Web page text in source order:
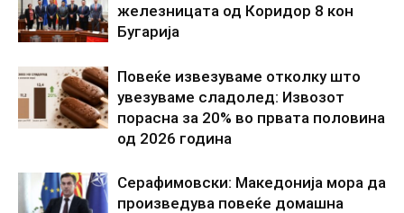
железницата од Коридор 8 кон
Бугарија
Повеќе извезуваме отколку што
увезуваме сладолед: Извозот
порасна за 20% во првата половина
од 2026 година
Серафимовски: Македонија мора да
произведува повеќе домашна